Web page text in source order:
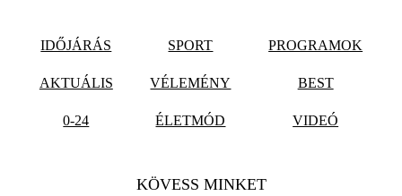
IDŐJÁRÁS SPORT PROGRAMOK
AKTUÁLIS VÉLEMÉNY BEST
0-24 ÉLETMÓD VIDEÓ
KÖVESS MINKET